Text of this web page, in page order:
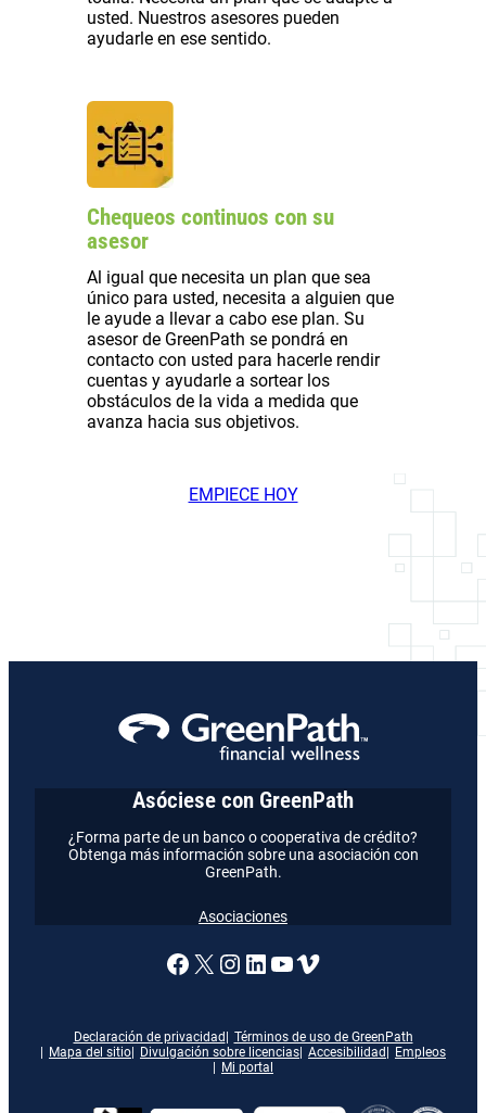
usted. Nuestros asesores pueden
ayudarle en ese sentido.
Chequeos continuos con su
asesor
Al igual que necesita un plan que sea
único para usted, necesita a alguien que
le ayude a llevar a cabo ese plan. Su
asesor de GreenPath se pondrá en
contacto con usted para hacerle rendir
cuentas y ayudarle a sortear los
obstáculos de la vida a medida que
avanza hacia sus objetivos.
EMPIECE HOY
Declaración de privacidad
Términos de uso de GreenPath
Mapa del sitio
Divulgación sobre licencias Accesibilidad
Empleos
Mi portal
Enlace a nuestra página de
X Enlace a nuestra
Enlace a nuestra
Enlace a nuestra
Vimeo
Asóciese con GreenPath
¿Forma parte de un banco o cooperativa de crédito?
Obtenga más información sobre una asociación con
GreenPath.
Asociaciones